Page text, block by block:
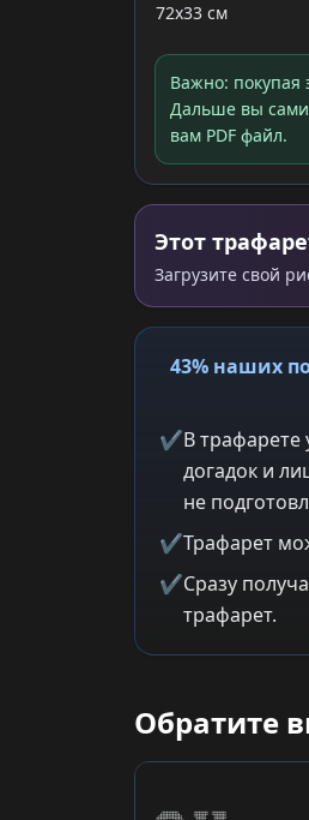
72x33 см
Важно: покупая
Дальше вы сами
вам PDF файл.
Этот
Загрузите свой
43% наших
✔В трафарете
догадок и
не
✔Трафарет
✔Сразу
трафарет.
Обратите